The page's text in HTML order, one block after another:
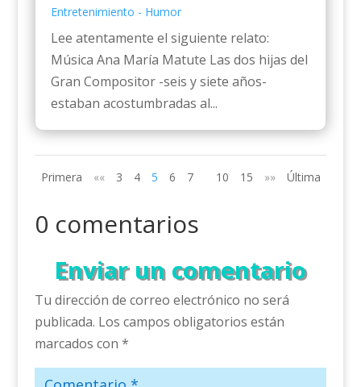
Entretenimiento - Humor
Lee atentamente el siguiente relato:
Música Ana María Matute Las dos hijas del
Gran Compositor -seis y siete años-
estaban acostumbradas al...
Primera «« 3 4 5 6 7 10 15 »» Última
0 comentarios
Enviar un comentario
Tu dirección de correo electrónico no será
publicada. Los campos obligatorios están
marcados con *